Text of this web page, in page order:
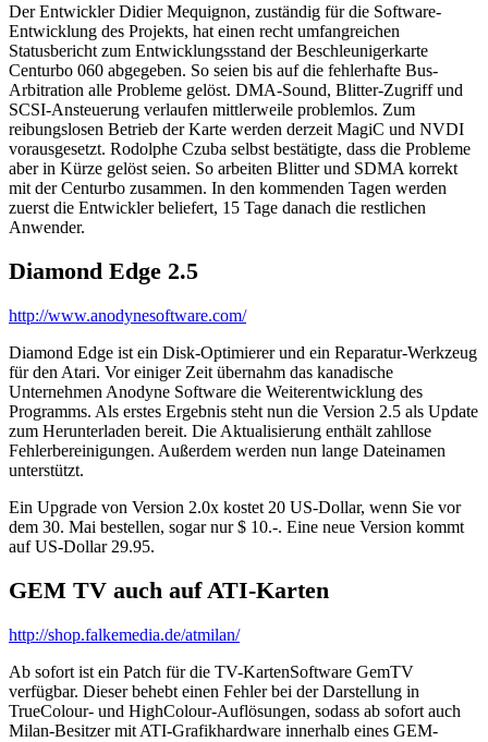
Der Entwickler Didier Mequignon, zuständig für die Software-
Entwicklung des Projekts, hat einen recht umfangreichen
Statusbericht zum Entwicklungsstand der Beschleunigerkarte
Centurbo 060 abgegeben. So seien bis auf die fehlerhafte Bus-
Arbitration alle Probleme gelöst. DMA-Sound, Blitter-Zugriff und
SCSI-Ansteuerung verlaufen mittlerweile problemlos. Zum
reibungslosen Betrieb der Karte werden derzeit MagiC und NVDI
vorausgesetzt. Rodolphe Czuba selbst bestätigte, dass die Probleme
aber in Kürze gelöst seien. So arbeiten Blitter und SDMA korrekt
mit der Centurbo zusammen. In den kommenden Tagen werden
zuerst die Entwickler beliefert, 15 Tage danach die restlichen
Anwender.
Diamond Edge 2.5
http://www.anodynesoftware.com/
Diamond Edge ist ein Disk-Optimierer und ein Reparatur-Werkzeug
für den Atari. Vor einiger Zeit übernahm das kanadische
Unternehmen Anodyne Software die Weiterentwicklung des
Programms. Als erstes Ergebnis steht nun die Version 2.5 als Update
zum Herunterladen bereit. Die Aktualisierung enthält zahllose
Fehlerbereinigungen. Außerdem werden nun lange Dateinamen
unterstützt.
Ein Upgrade von Version 2.0x kostet 20 US-Dollar, wenn Sie vor
dem 30. Mai bestellen, sogar nur $ 10.-. Eine neue Version kommt
auf US-Dollar 29.95.
GEM TV auch auf ATI-Karten
http://shop.falkemedia.de/atmilan/
Ab sofort ist ein Patch für die TV-KartenSoftware GemTV
verfügbar. Dieser behebt einen Fehler bei der Darstellung in
TrueColour- und HighColour-Auflösungen, sodass ab sofort auch
Milan-Besitzer mit ATI-Grafikhardware innerhalb eines GEM-